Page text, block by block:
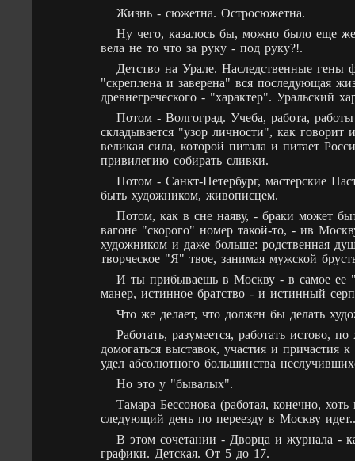
Жизнь - сюжетна. Остросюжетна.
Ну чего, казалось бы, можно было еще
вела не то что за руку - под руку?!.
Детство на Урале. Наследственные
"скреплена и заверена" вся последующая
древнегреческого - "характер". Уральский
Потом - Волгоград. Учеба, работа,
складывается "узор личности", как говорит
великая сила, которой питала и питает
привилегию собирать сливки.
Потом - Санкт-Петербург, мастерские
быть художником, живописцем.
Потом, как в сне наяву, - браки может
вагоне "скорого" номер такой-то, - ив
художником и даже больше: родственная
творческое "Я" твое, занимая мужской
И ты прибываешь в Москву - в самое ее
манер, истинное братство - и истинный
Что же делает, что должен бы делать
Работать, разумеется, работать истово,
домогаться выставок, участия и
удел абсолютного большинства
Но это у "бывалых".
Тамара Бессонова (работая, конечно,
следующий день по переезду в Москву
В этом сочетании - Дворца и журнала -
графики. Детская. От 5 до 17.